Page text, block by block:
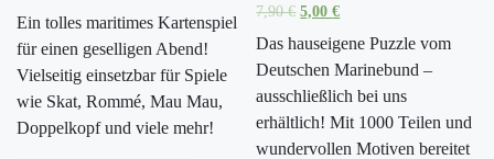
Ein tolles maritimes Kartenspiel
für einen geselligen Abend!
Vielseitig einsetzbar für Spiele
wie Skat, Rommé, Mau Mau,
Doppelkopf und viele mehr!
7,90€ 5,00€
Das hauseigene Puzzle vom
Deutschen Marinebund –
ausschließlich bei uns
erhältlich! Mit 1000 Teilen und
wundervollen Motiven bereitet